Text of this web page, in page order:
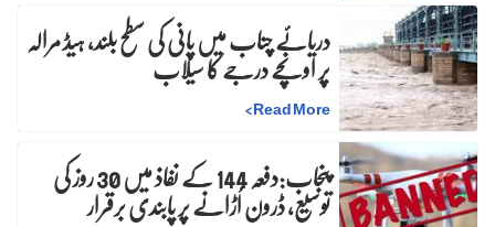
دریائے چناب میں پانی کی سطح بلند، ہیڈ مرالہ
پر اونچے درجے کا سیلاب
Read More
>
پنجاب:دفعہ 144 کے نفاذ میں 30 روز کیتوسیع، ڈرون اُڑانے پر پابندی برقرار